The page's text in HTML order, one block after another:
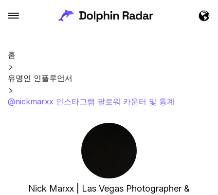
홈
유명인 인플루언서
@nickmarxx 인스타그램 팔로워 카운터 및 통계
Nick Marxx | Las Vegas Photographer &